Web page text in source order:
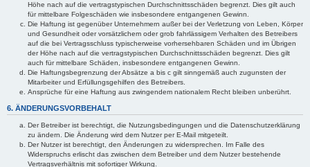
Höhe nach auf die vertragstypischen Durchschnittsschäden begrenzt. Dies gilt auch
für mittelbare Folgeschäden wie insbesondere entgangenen Gewinn.
Die Haftung ist gegenüber Unternehmern außer bei der Verletzung von Leben, Körper
und Gesundheit oder vorsätzlichem oder grob fahrlässigem Verhalten des Betreibers
auf die bei Vertragsschluss typischerweise vorhersehbaren Schäden und im Übrigen
der Höhe nach auf die vertragstypischen Durchschnittsschäden begrenzt. Dies gilt
auch für mittelbare Schäden, insbesondere entgangenen Gewinn.
Die Haftungsbegrenzung der Absätze a bis c gilt sinngemäß auch zugunsten der
Mitarbeiter und Erfüllungsgehilfen des Betreibers.
Ansprüche für eine Haftung aus zwingendem nationalem Recht bleiben unberührt.
6. ÄNDERUNGSVORBEHALT
Der Betreiber ist berechtigt, die Nutzungsbedingungen und die Datenschutzerklärung
zu ändern. Die Änderung wird dem Nutzer per E-Mail mitgeteilt.
Der Nutzer ist berechtigt, den Änderungen zu widersprechen. Im Falle des
Widerspruchs erlischt das zwischen dem Betreiber und dem Nutzer bestehende
Vertragsverhältnis mit sofortiger Wirkung.